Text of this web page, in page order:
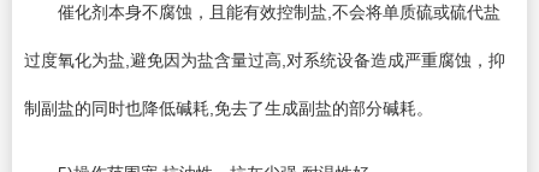
催化剂本身不腐蚀，且能有效控制盐,不会将单质硫或硫代盐
过度氧化为盐,避免因为盐含量过高,对系统设备造成严重腐蚀，抑
制副盐的同时也降低碱耗,免去了生成副盐的部分碱耗。